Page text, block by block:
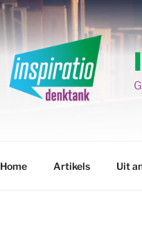
Home Artikels Uit